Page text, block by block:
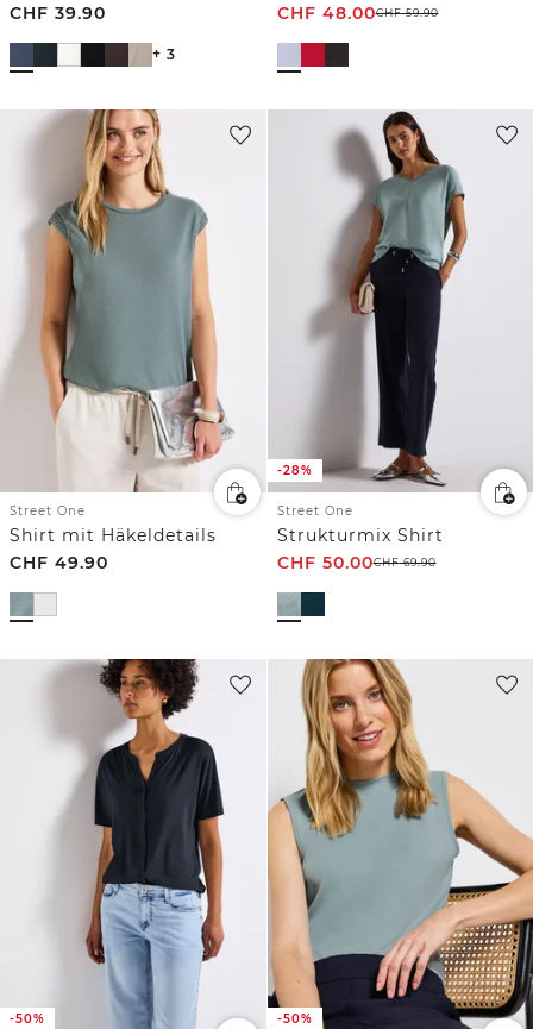
CHF 39.90
+ 3
CHF 48.00CHF59.90
Street One
Shirt mit Häkeldetails
CHF 49.90
-28%
Street One
Strukturmix Shirt
CHF 50.00CHF69.90
-50% -50%